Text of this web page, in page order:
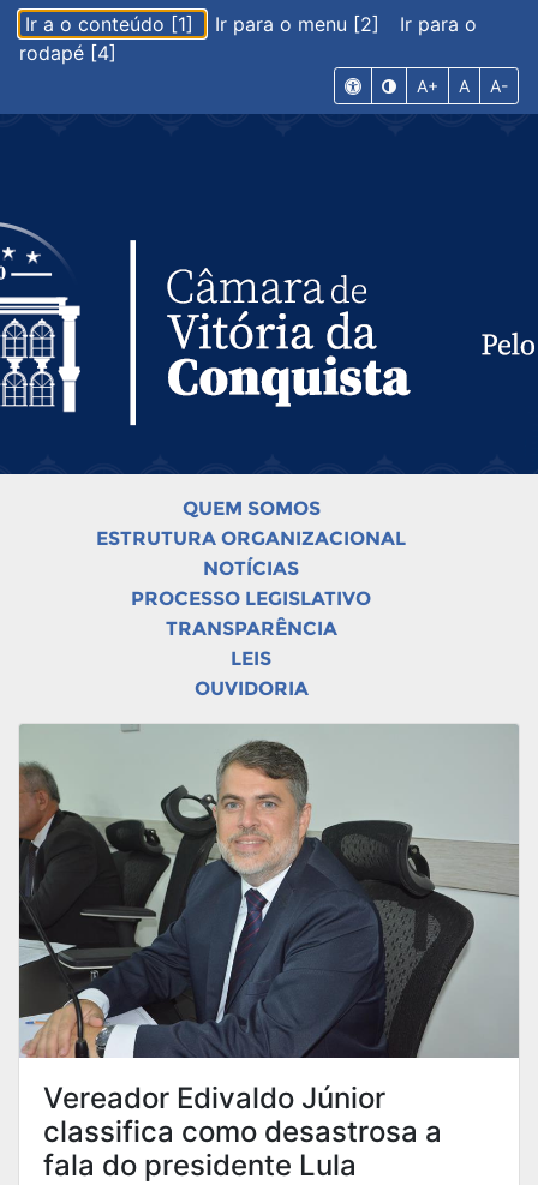
Ir a o conteúdo [1] Ir para o menu [2]
Ir para o
rodapé [4]
A+ A A-
QUEM SOMOS
ESTRUTURA ORGANIZACIONAL
NOTÍCIAS
PROCESSO LEGISLATIVO
TRANSPARÊNCIA
LEIS
OUVIDORIA
Vereador Edivaldo Júnior
classifica como desastrosa a
fala do presidente Lula